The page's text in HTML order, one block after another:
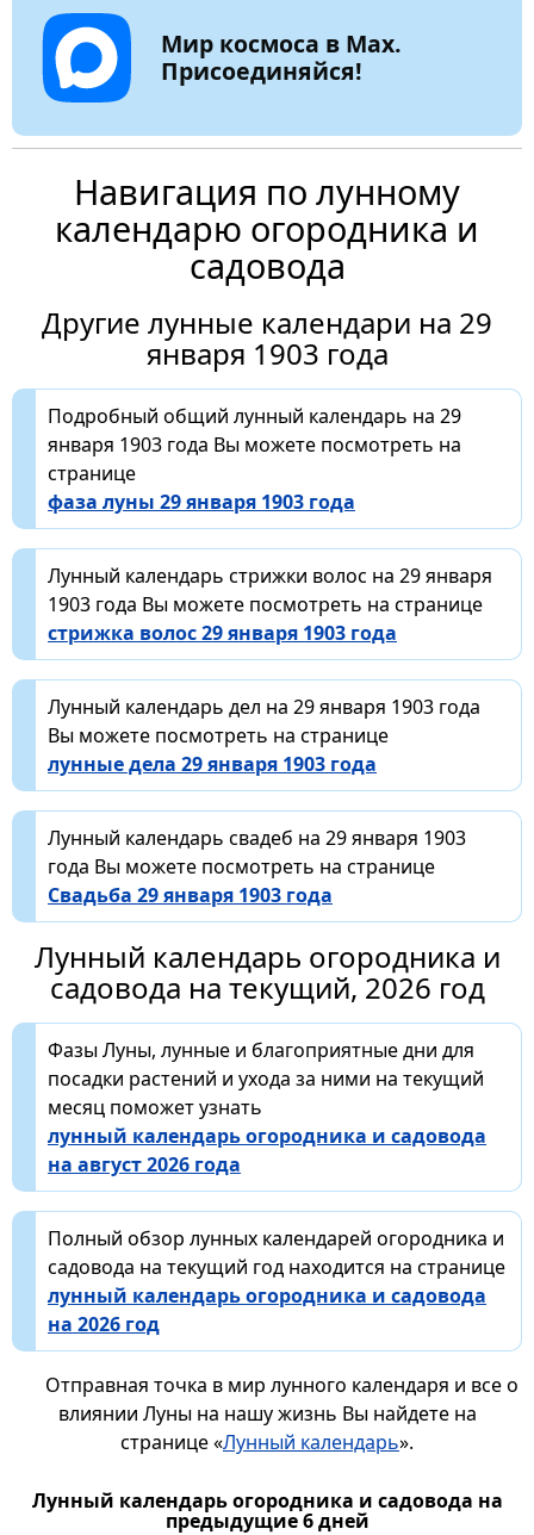
Мир космоса в Max.
Присоединяйся!
Навигация по лунному
календарю огородника и
садовода
Другие лунные календари на 29
января 1903 года
Подробный общий лунный календарь на 29
января 1903 года Вы можете посмотреть на
странице
фаза луны 29 января 1903 года
Лунный календарь стрижки волос на 29 января
1903 года Вы можете посмотреть на странице
стрижка волос 29 января 1903 года
Лунный календарь дел на 29 января 1903 года
Вы можете посмотреть на странице
лунные дела 29 января 1903 года
Лунный календарь свадеб на 29 января 1903
года Вы можете посмотреть на странице
Свадьба 29 января 1903 года
Лунный календарь огородника и
садовода на текущий, 2026 год
Фазы Луны, лунные и благоприятные дни для
посадки растений и ухода за ними на текущий
месяц поможет узнать
лунный календарь огородника и садовода
на август 2026 года
Полный обзор лунных календарей огородника и
садовода на текущий год находится на странице
лунный календарь огородника и садовода
на 2026 год
Отправная точка в мир лунного календаря и все о
влиянии Луны на нашу жизнь Вы найдете на
странице «Лунный календарь».
Лунный календарь огородника и садовода на
предыдущие 6 дней